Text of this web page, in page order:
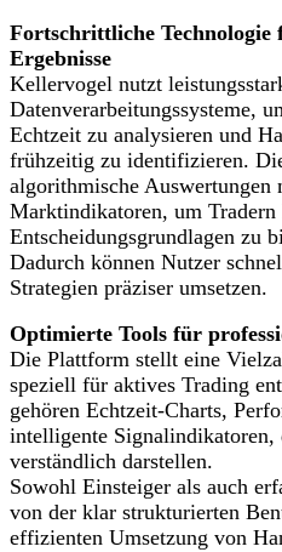
Fortschrittliche Technologie
Ergebnisse
Kellervogel nutzt
Datenverarbeitungssysteme,
Echtzeit zu analysieren und
frühzeitig zu identifizieren.
algorithmische Auswertungen
Marktindikatoren, um Tradern
Entscheidungsgrundlagen zu
Dadurch können Nutzer
Strategien präziser umsetzen.
Optimierte Tools für
Die Plattform stellt eine
speziell für aktives Trading
gehören Echtzeit-Charts,
intelligente
verständlich darstellen.
Sowohl Einsteiger als auch
von der klar strukturierten
effizienten Umsetzung von